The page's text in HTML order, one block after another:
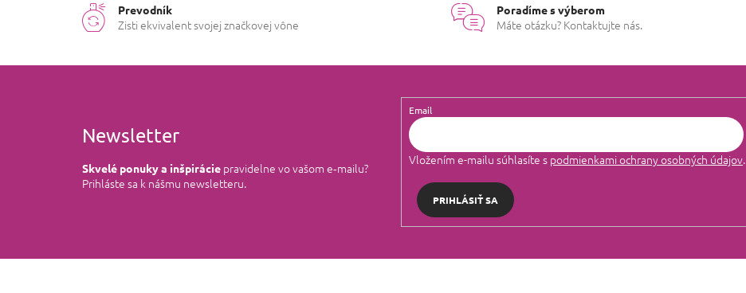
Prevodník
Zisti ekvivalent svojej značkovej vône
Poradíme s výberom
Máte otázku? Kontaktujte nás.
Newsletter
Skvelé ponuky a inšpirácie pravidelne vo vašom e‑mailu?
Prihláste sa k nášmu newsletteru.
Email
Vložením e-mailu súhlasíte s podmienkami ochrany osobných údajov.
PRIHLÁSIŤ SA